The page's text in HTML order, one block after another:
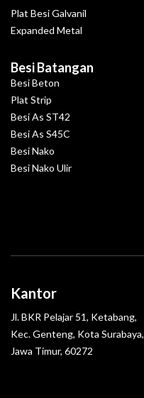
Plat Besi Galvanil
Expanded Metal
Besi Batangan
Besi Beton
Plat Strip
Besi As ST42
Besi As S45C
Besi Nako
Besi Nako Ulir
Kantor
Jl. BKR Pelajar 51, Ketabang,
Kec. Genteng, Kota Surabaya,
Jawa Timur, 60272